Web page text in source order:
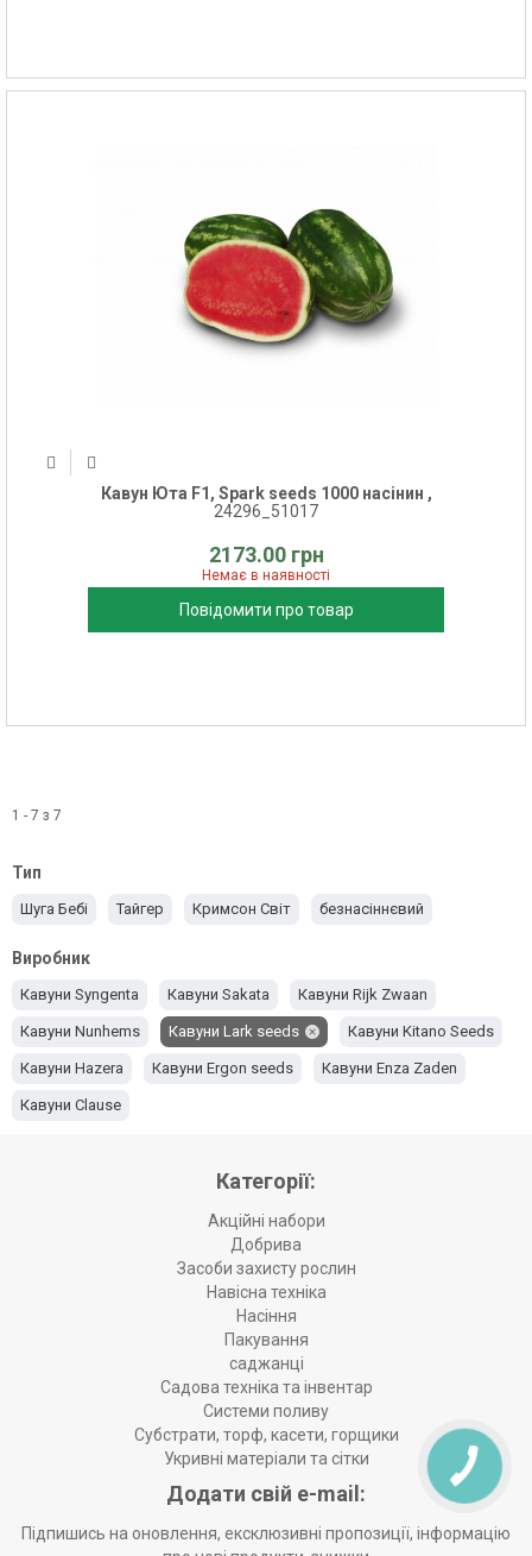
Кавун Юта F1, Spark seeds 1000 насінин ,
24296_51017
2173.00 грн
Немає в наявності
Повідомити про товар
1 - 7 з 7
Тип
Шуга Бебі Тайгер Кримсон Світ безнасіннєвий
Виробник
Кавуни Syngenta Кавуни Sakata Кавуни Rijk Zwaan
Кавуни Nunhems Кавуни Lark seeds Кавуни Kitano Seeds
Кавуни Hazera Кавуни Ergon seeds Кавуни Enza Zaden
Кавуни Clause
Категорії:
Акційні набори
Добрива
Засоби захисту рослин
Навісна техніка
Насіння
Пакування
саджанці
Садова техніка та інвентар
Системи поливу
Субстрати, торф, касети, горщики
Укривні матеріали та сітки
Додати свій e-mail:
Підпишись на оновлення, ексклюзивні пропозиції, інформацію